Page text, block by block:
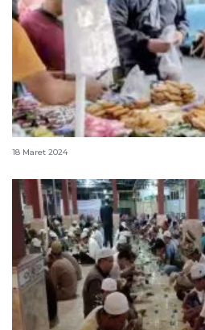
Sop buah bisa jadi hidangan
18 Maret 2024